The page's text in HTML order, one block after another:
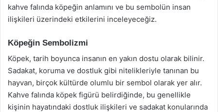
kahve falında köpeğin anlamını ve bu sembolün insan
ilişkileri üzerindeki etkilerini inceleyeceğiz.
Köpeğin Sembolizmi
Köpek, tarih boyunca insanın en yakın dostu olarak bilinir.
Sadakat, koruma ve dostluk gibi nitelikleriyle tanınan bu
hayvan, birçok kültürde olumlu bir sembol olarak yer alır.
Kahve falında köpek figürü belirdiğinde, bu genellikle
kişinin hayatındaki dostluk ilişkileri ve sadakat konularında